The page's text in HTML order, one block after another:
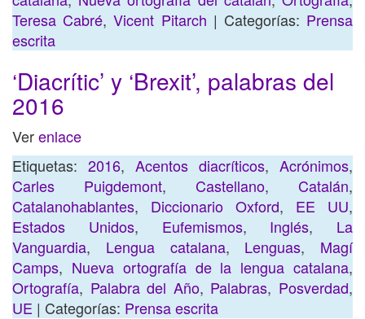
Teresa Cabré,Vicent Pitarch | Categorías: Prensa
escrita
‘Diacrític’ y ‘Brexit’, palabras del
2016
Verenlace
Etiquetas: 2016, Acentos diacríticos, Acrónimos,
Carles Puigdemont, Castellano, Catalán,
Catalanohablantes, Diccionario Oxford, EE UU,
Estados Unidos, Eufemismos, Inglés, La
Vanguardia, Lengua catalana, Lenguas, Magí
Camps, Nueva ortografía de la lengua catalana,
Ortografía, Palabra del Año, Palabras, Posverdad,
UE | Categorías: Prensa escrita